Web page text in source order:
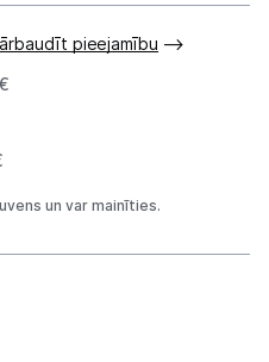
pieejamību
un var mainīties.